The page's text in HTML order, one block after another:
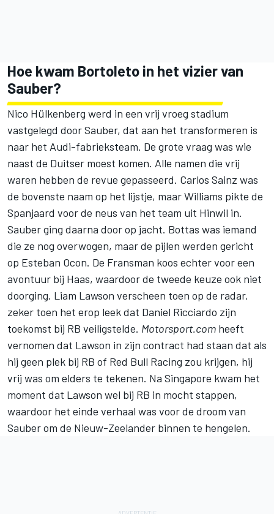
Hoe kwam Bortoleto in het vizier van
Sauber?
Nico Hülkenberg werd in een vrij vroeg stadium
vastgelegd door Sauber, dat aan het transformeren is
naar het Audi-fabrieksteam. De grote vraag was wie
naast de Duitser moest komen. Alle namen die vrij
waren hebben de revue gepasseerd. Carlos Sainz was
de bovenste naam op het lijstje, maarWilliams pikte de
Spanjaard voor de neus van het team uit Hinwil in.
Sauber ging daarna door op jacht. Bottas was iemand
die ze nog overwogen, maar de pijlen werden gericht
op Esteban Ocon. De Fransman koos echter voor een
avontuur bij Haas, waardoor de tweede keuze ook niet
doorging. Liam Lawson verscheen toen op de radar,
zeker toen het erop leek dat Daniel Ricciardo zijn
toekomst bij RB veiligstelde. Motorsport.com heeft
vernomen dat Lawson in zijn contract had staan dat als
hij geen plek bij RB of Red Bull Racing zou krijgen, hij
vrij was om elders te tekenen. Na Singapore kwam het
moment dat Lawson wel bij RB in mocht stappen,
waardoor het einde verhaal was voor de droom van
Sauber om de Nieuw-Zeelander binnen te hengelen.